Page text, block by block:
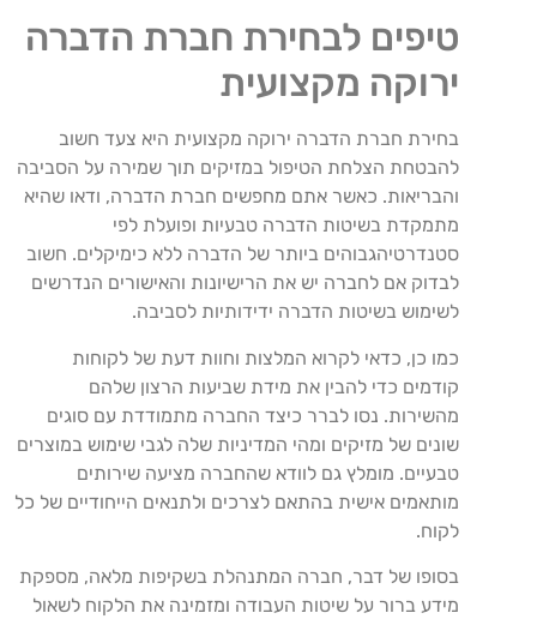
טיפים לבחירת חברת הדברה
ירוקה מקצועית
בחירת חברת הדברה ירוקה מקצועית היא צעד חשוב
להבטחת הצלחת הטיפול במזיקים תוך שמירה על הסביבה
והבריאות. כאשר אתם מחפשים חברת הדברה, ודאו שהיא
מתמקדת בשיטות הדברה טבעיות ופועלת לפי
סטנדרטיהגבוהים ביותר של הדברה ללא כימיקלים. חשוב
לבדוק אם לחברה יש את הרישיונות והאישורים הנדרשים
לשימוש בשיטות הדברה ידידותיות לסביבה.
כמו כן, כדאי לקרוא המלצות וחוות דעת של לקוחות
קודמים כדי להבין את מידת שביעות הרצון שלהם
מהשירות. נסו לברר כיצד החברה מתמודדת עם סוגים
שונים של מזיקים ומהי המדיניות שלה לגבי שימוש במוצרים
טבעיים. מומלץ גם לוודא שהחברה מציעה שירותים
מותאמים אישית בהתאם לצרכים ולתנאים הייחודיים של כל
לקוח.
בסופו של דבר, חברה המתנהלת בשקיפות מלאה, מספקת
מידע ברור על שיטות העבודה ומזמינה את הלקוח לשאול